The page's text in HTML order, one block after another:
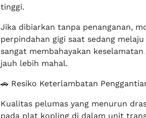
tinggi.
Jika dibiarkan tanpa penanganan,
perpindahan gigi saat sedang
sangat membahayakan
jauh lebih mahal.
🚗 Resiko Keterlambatan
Kualitas pelumas yang menurun
pada plat kopling di dalam unit